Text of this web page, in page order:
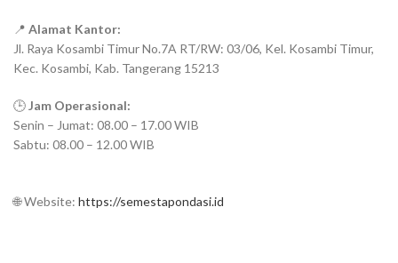
📍 Alamat Kantor:
Jl. Raya Kosambi Timur No.7A RT/RW: 03/06, Kel. Kosambi Timur,
Kec. Kosambi, Kab. Tangerang 15213
🕒Jam Operasional:
Senin – Jumat: 08.00 – 17.00 WIB
Sabtu: 08.00 – 12.00 WIB
🌐 Website: https://semestapondasi.id